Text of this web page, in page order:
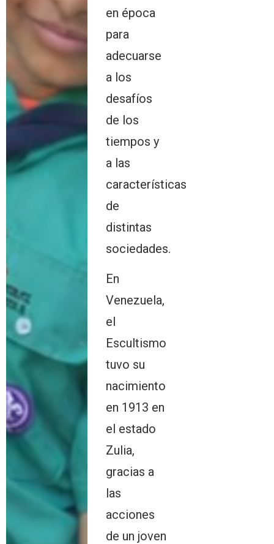
en época
para
adecuarse
a los
desafíos
de los
tiempos y
a las
características
de
distintas
sociedades.
En
Venezuela,
el
Escultismo
tuvo su
nacimiento
en 1913 en
el estado
Zulia,
gracias a
las
acciones
de un joven